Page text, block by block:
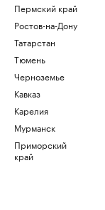
Пермский край
Ростов-на-Дону
Татарстан
Тюмень
Черноземье
Кавказ
Карелия
Мурманск
Приморский
край